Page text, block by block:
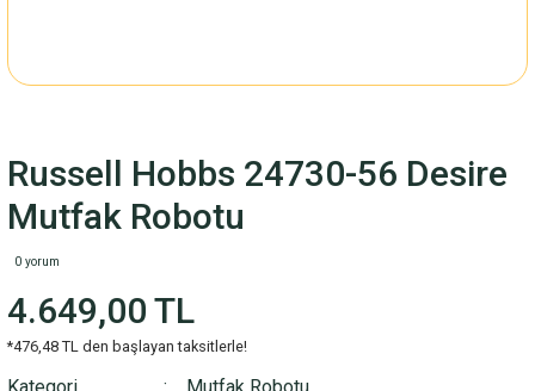
Russell Hobbs 24730-56 Desire
Mutfak Robotu
0 yorum
4.649,00 TL
*476,48 TL den başlayan taksitlerle!